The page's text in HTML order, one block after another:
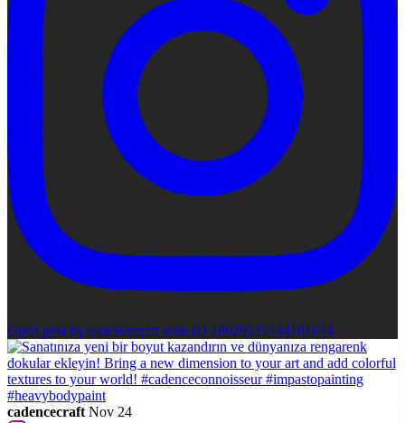
Open post by cadencecraft with ID 18029525744181074
cadencecraft Nov 24